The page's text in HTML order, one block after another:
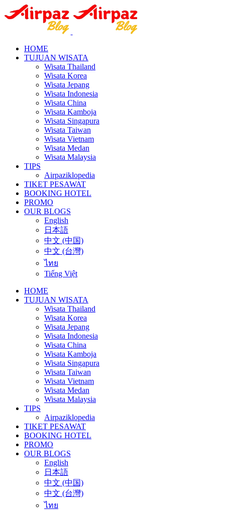
HOME
TUJUAN WISATA
Wisata Thailand
Wisata Korea
Wisata Jepang
Wisata Indonesia
Wisata China
Wisata Kamboja
Wisata Singapura
Wisata Taiwan
Wisata Vietnam
Wisata Medan
Wisata Malaysia
TIPS
Airpaziklopedia
TIKET PESAWAT
BOOKING HOTEL
PROMO
OUR BLOGS
English
日本語
中文 (中国)
中文 (台灣)
ไทย
Tiếng Việt
HOME
TUJUAN WISATA
Wisata Thailand
Wisata Korea
Wisata Jepang
Wisata Indonesia
Wisata China
Wisata Kamboja
Wisata Singapura
Wisata Taiwan
Wisata Vietnam
Wisata Medan
Wisata Malaysia
TIPS
Airpaziklopedia
TIKET PESAWAT
BOOKING HOTEL
PROMO
OUR BLOGS
English
日本語
中文 (中国)
中文 (台灣)
ไทย